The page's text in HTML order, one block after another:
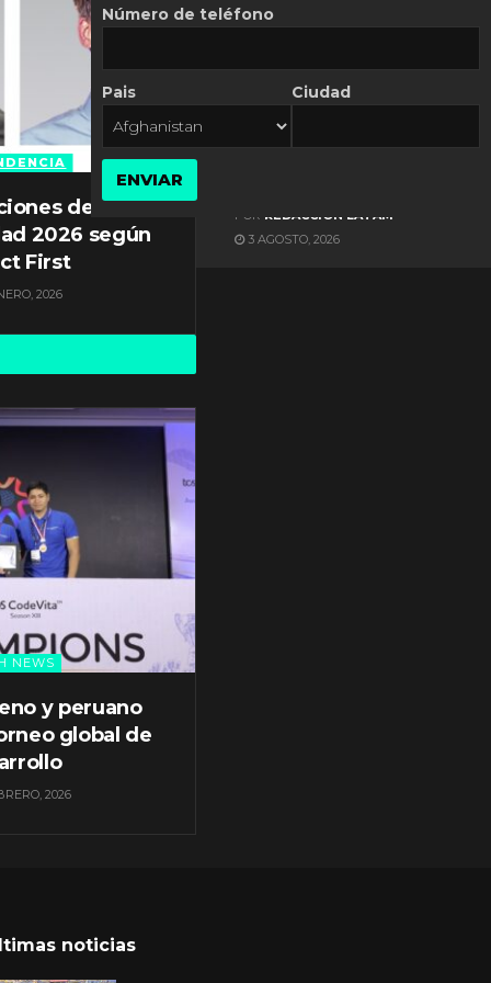
de
2026 según
First
2026
NEWS
y peruano
global de
2026
ES NOTICIA
POR REDACCIÓN LATAM
3 AGOSTO, 2026
noticias
Número de teléfono
Pais Ciudad
ENVIAR